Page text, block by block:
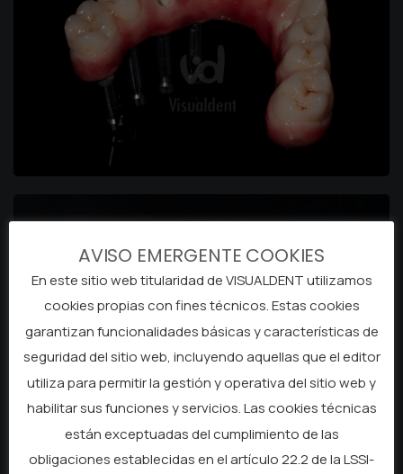
AVISO EMERGENTE COOKIES
En este sitio web titularidad de VISUALDENT utilizamos
cookies propias con fines técnicos. Estas cookies
garantizan funcionalidades básicas y características de
seguridad del sitio web, incluyendo aquellas que el editor
utiliza para permitir la gestión y operativa del sitio web y
habilitar sus funciones y servicios. Las cookies técnicas
están exceptuadas del cumplimiento de las
obligaciones establecidas en el artículo 22.2 de la LSSI-